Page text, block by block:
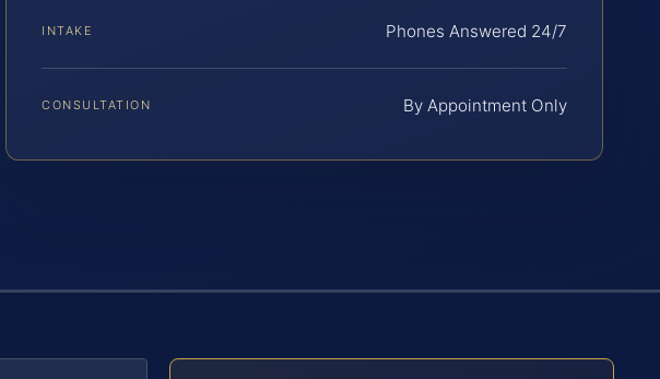
INTAKE Phones Answered 24/7
CONSULTATION By Appointment Only